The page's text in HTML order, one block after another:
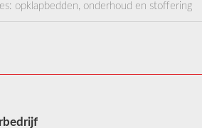
opklapbedden, onderhoud en stoffering